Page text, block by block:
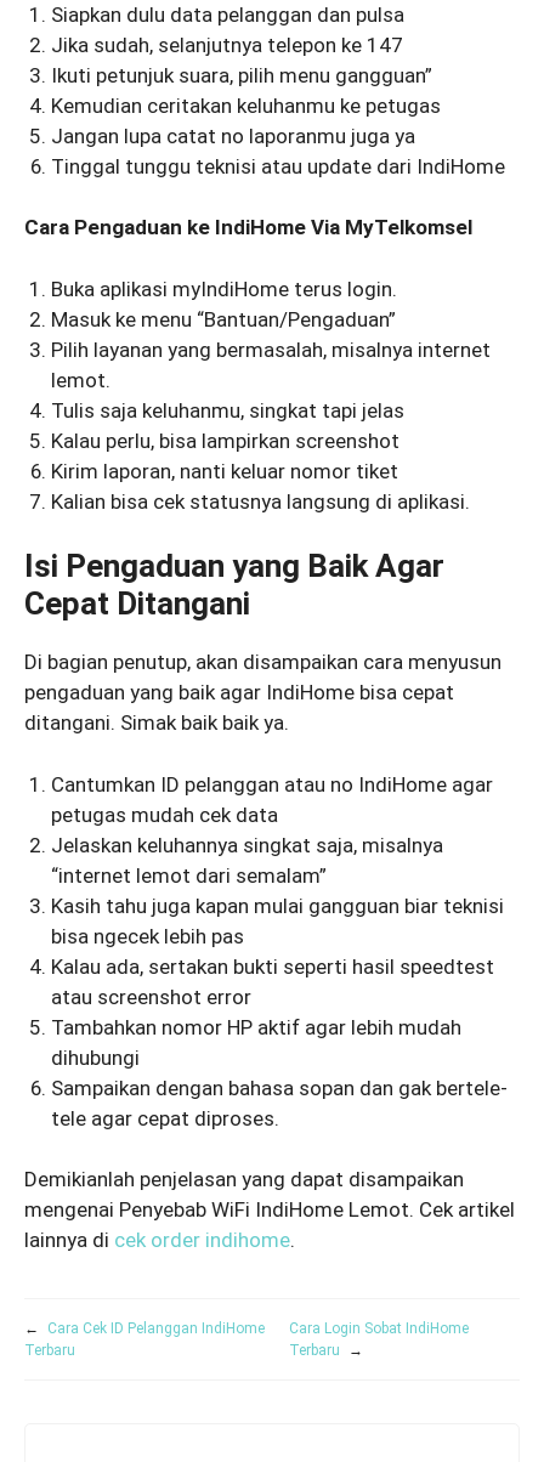
Siapkan dulu data pelanggan dan pulsa
Jika sudah, selanjutnya telepon ke 147
Ikuti petunjuk suara, pilih menu gangguan”
Kemudian ceritakan keluhanmu ke petugas
Jangan lupa catat no laporanmu juga ya
Tinggal tunggu teknisi atau update dari IndiHome
Cara Pengaduan ke IndiHome Via MyTelkomsel
Buka aplikasi myIndiHome terus login.
Masuk ke menu “Bantuan/Pengaduan”
Pilih layanan yang bermasalah, misalnya internet
lemot.
Tulis saja keluhanmu, singkat tapi jelas
Kalau perlu, bisa lampirkan screenshot
Kirim laporan, nanti keluar nomor tiket
Kalian bisa cek statusnya langsung di aplikasi.
Isi Pengaduan yang Baik Agar
Cepat Ditangani
Di bagian penutup, akan disampaikan cara menyusun
pengaduan yang baik agar IndiHome bisa cepat
ditangani. Simak baik baik ya.
Cantumkan ID pelanggan atau no IndiHome agar
petugas mudah cek data
Jelaskan keluhannya singkat saja, misalnya
“internet lemot dari semalam”
Kasih tahu juga kapan mulai gangguan biar teknisi
bisa ngecek lebih pas
Kalau ada, sertakan bukti seperti hasil speedtest
atau screenshot error
Tambahkan nomor HP aktif agar lebih mudah
dihubungi
Sampaikan dengan bahasa sopan dan gak bertele-
tele agar cepat diproses.
Demikianlah penjelasan yang dapat disampaikan
mengenai Penyebab WiFi IndiHome Lemot. Cek artikel
lainnya di cek order indihome.
←
Cara Cek ID Pelanggan IndiHome
Terbaru
Cara Login Sobat IndiHome
Terbaru
→